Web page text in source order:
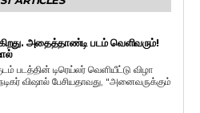
அதைத்தாண்டி படம் வெளிவரும்!
படத்தின் டிரெய்லர் வெளியீட்டு விழா